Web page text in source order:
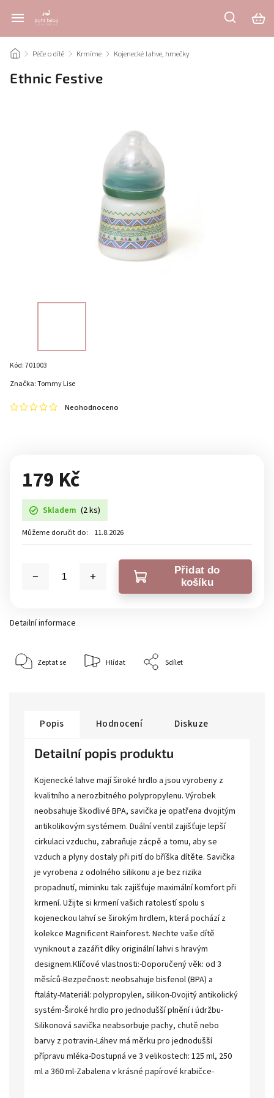
/ Péče o dítě / Krmíme / Kojenecké lahve, hrnečky
Ethnic Festive
Kód:701003
Neohodnoceno
Značka:Tommy Lise
179 Kč
Skladem (2 ks)
Můžeme doručit do: 11.8.2026
Přidat do
košíku
Detailní informace
Zeptat se Hlídat Sdílet
Popis Hodnocení Diskuze
Detailní popis produktu
Kojenecké lahve mají široké hrdlo a jsou vyrobeny z
kvalitního a nerozbitného polypropylenu. Výrobek
neobsahuje škodlivé BPA, savička je opatřena dvojitým
antikolikovým systémem. Duální ventil zajišťuje lepší
cirkulaci vzduchu, zabraňuje zácpě a tomu, aby se
vzduch a plyny dostaly při pití do bříška dítěte. Savička
je vyrobena z odolného silikonu a je bez rizika
propadnutí, miminku tak zajišťuje maximální komfort při
krmení. Užijte si krmení vašich ratolestí spolu s
kojeneckou lahví se širokým hrdlem, která pochází z
kolekce Magnificent Rainforest. Nechte vaše dítě
vyniknout a zazářit díky originální lahvi s hravým
designem.Klíčové vlastnosti:-Doporučený věk: od 3
měsíců-Bezpečnost: neobsahuje bisfenol (BPA) a
ftaláty-Materiál: polypropylen, silikon-Dvojitý antikolický
systém-Široké hrdlo pro jednodušší plnění i údržbu-
Silikonová savička neabsorbuje pachy, chutě nebo
barvy z potravin-Láhev má měrku pro jednodušší
přípravu mléka-Dostupná ve 3 velikostech: 125 ml, 250
ml a 360 ml-Zabalena v krásné papírové krabičce-